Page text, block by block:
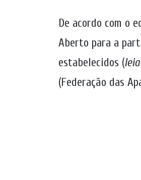
De acordo com o
Aberto para a
estabelecidos (
(Federação das